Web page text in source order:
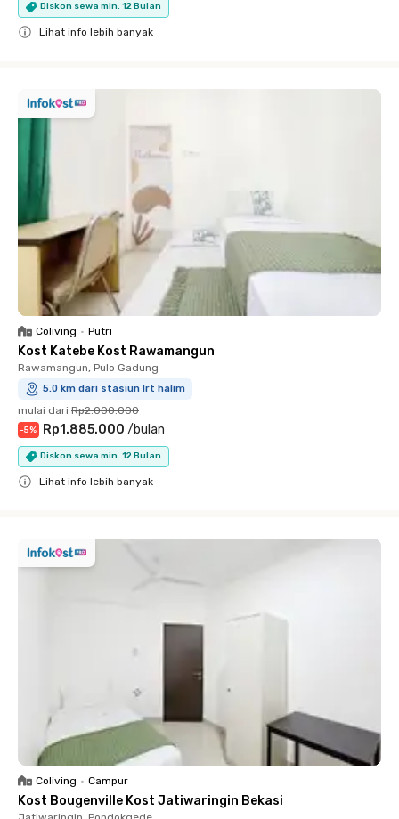
Diskon sewa min. 12 Bulan
Lihat info lebih banyak
Coliving • Putri
Kost Katebe Kost Rawamangun
Rawamangun, Pulo Gadung
5.0 km dari stasiun lrt halim
mulai dari Rp2.000.000
-5% Rp1.885.000 /bulan
Diskon sewa min. 12 Bulan
Lihat info lebih banyak
Coliving • Campur
Kost Bougenville Kost Jatiwaringin Bekasi